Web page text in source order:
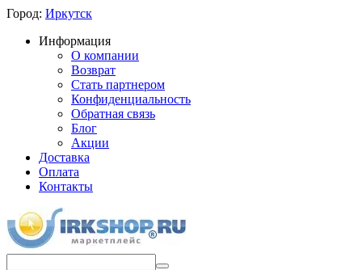
Город: Иркутск
Информация
О компании
Возврат
Стать партнером
Конфиденциальность
Обратная связь
Блог
Акции
Доставка
Оплата
Контакты